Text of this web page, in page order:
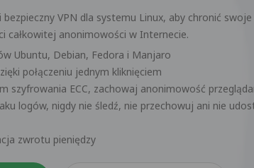
bezpieczny VPN dla systemu Linux, aby chronić swoje
całkowitej anonimowości w Internecie.
Ubuntu, Debian, Fedora i Manjaro
połączeniu jednym kliknięciem
szyfrowania ECC, zachowaj anonimowość
logów, nigdy nie śledź, nie przechowuj ani nie
zwrotu pieniędzy